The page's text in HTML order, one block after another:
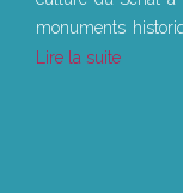
monuments
Lire la suite